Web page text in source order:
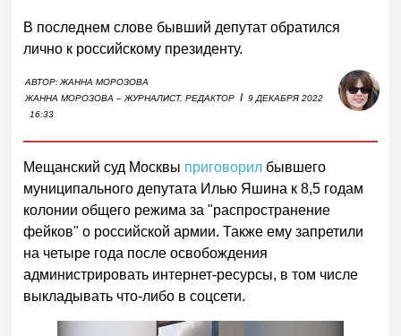
В последнем слове бывший депутат обратился
лично к российскому президенту.
АВТОР:ЖАННА МОРОЗОВА
ЖАННА МОРОЗОВА – ЖУРНАЛИСТ, РЕДАКТОР I 9 ДЕКАБРЯ 2022
16:33
Мещанский суд Москвы приговорил бывшего
муниципального депутата Илью Яшина к 8,5 годам
колонии общего режима за "распространение
фейков" о российской армии. Также ему запретили
на четыре года после освобождения
администрировать интернет-ресурсы, в том числе
выкладывать что-либо в соцсети.